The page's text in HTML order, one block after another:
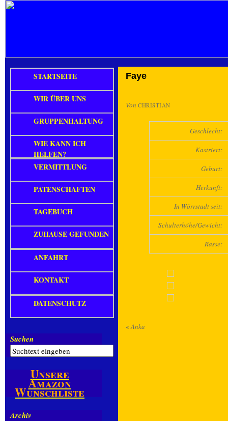
Faye
Von CHRISTIAN
Geschlecht:
Kastriert:
Geburt:
Herkunft:
In Wörrstadt seit:
Schulterhöhe/Gewicht:
Rasse:
«Anka
STARTSEITE
WIR ÜBER UNS
GRUPPENHALTUNG
WIE KANN ICH
HELFEN?
VERMITTLUNG
PATENSCHAFTEN
TAGEBUCH
ZUHAUSE GEFUNDEN
ANFAHRT
KONTAKT
DATENSCHUTZ
Suchen
Unsere
Amazon
Wunschliste
Archiv